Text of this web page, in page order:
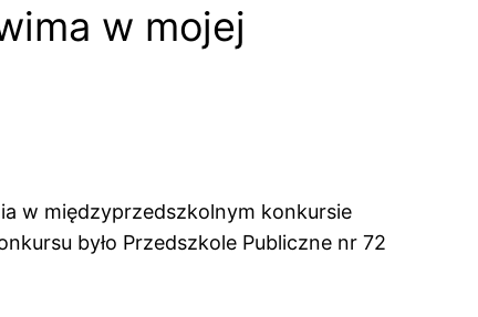
w mojej
w międzyprzedszkolnym konkursie
było Przedszkole Publiczne nr 72